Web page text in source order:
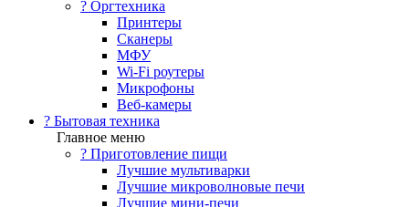
?️ Оргтехника
Принтеры
Сканеры
МФУ
Wi-Fi роутеры
Микрофоны
Веб-камеры
? Бытовая техника
Главное меню
? Приготовление пищи
Лучшие мультиварки
Лучшие микроволновые печи
Лучшие мини-печи